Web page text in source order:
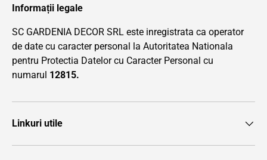
Informații legale
SC GARDENIA DECOR SRL este inregistrata ca operator
de date cu caracter personal la Autoritatea Nationala
pentru Protectia Datelor cu Caracter Personal cu
numarul 12815.
Linkuri utile